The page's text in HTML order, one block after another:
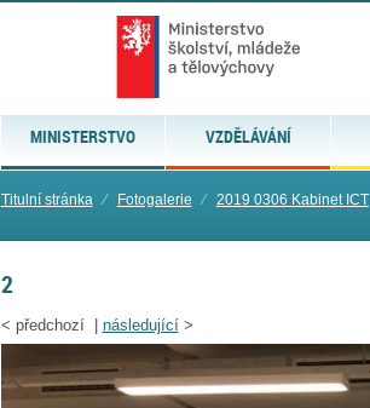
MINISTERSTVO VZDĚLÁVÁNÍ
Titulní stránka ⁄ Fotogalerie ⁄ 2019 0306 Kabinet ICT
2
< předchozí | následující>